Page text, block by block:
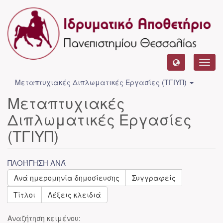
Μεταπτυχιακές Διπλωματικές Εργασίες (ΤΓΙΥΠ)
Μεταπτυχιακές
Διπλωματικές Εργασίες
(ΤΓΙΥΠ)
ΠΛΟΉΓΗΣΗ ΑΝΆ
Ανά ημερομηνία δημοσίευσης
Συγγραφείς
Τίτλοι
Λέξεις κλειδιά
Αναζήτηση κειμένου: